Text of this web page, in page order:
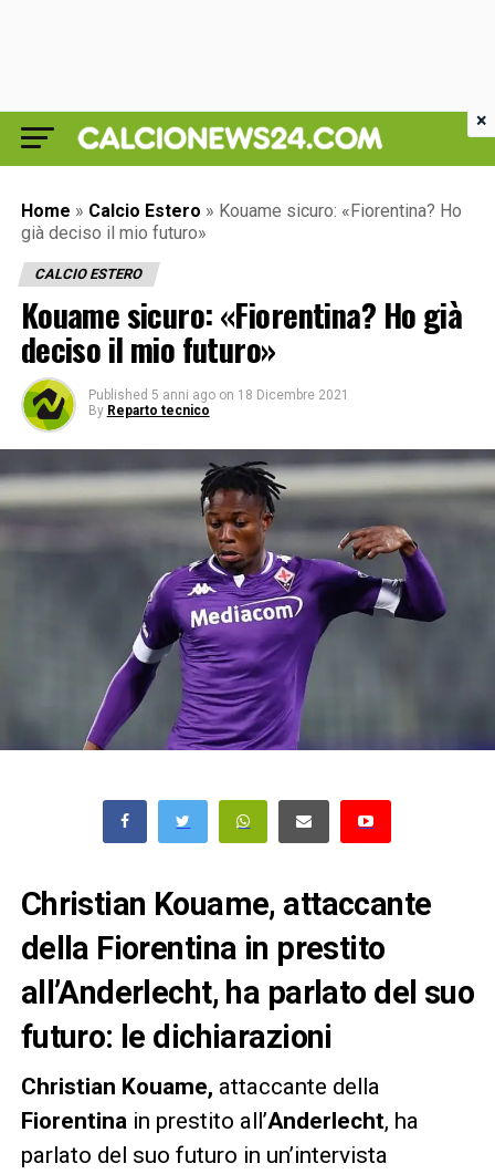
Home » Calcio Estero » Kouame sicuro: «Fiorentina? Ho
già deciso il mio futuro»
CALCIO ESTERO
Kouame sicuro: «Fiorentina? Ho già
deciso il mio futuro»
Published 5 anni ago on 18 Dicembre 2021
By Reparto tecnico
Christian Kouame, attaccante
della Fiorentina in prestito
all’Anderlecht, ha parlato del suo
futuro: le dichiarazioni
Christian Kouame, attaccante della
Fiorentina in prestito all’Anderlecht, ha
parlato del suo futuro in un’intervista
×